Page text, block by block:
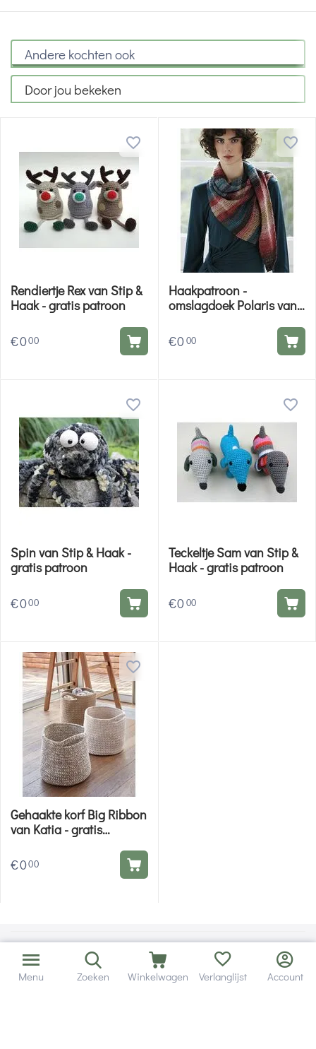
Andere kochten ook
Door jou bekeken
Rendiertje Rex van Stip &
Haak - gratis patroon
€000
Haakpatroon -
omslagdoek Polaris van
€000
Spin van Stip & Haak -
gratis patroon
€000
Teckeltje Sam van Stip &
Haak - gratis patroon
€000
Gehaakte korf Big Ribbon
van Katia - gratis
€000
Menu Zoeken Winkelwagen Verlanglijst Account